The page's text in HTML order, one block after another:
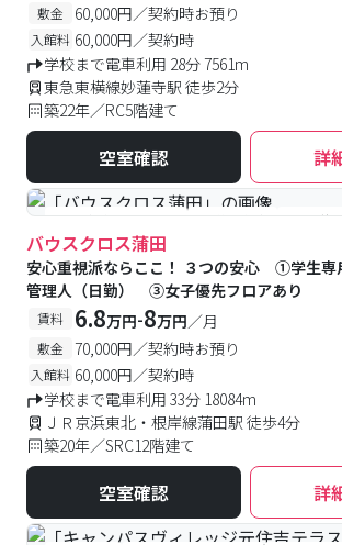
敷金 60,000円／契約時お預り
入館料 60,000円／契約時
学校まで電車利用 28分 7561m
東急東横線妙蓮寺駅 徒歩2分
築22年／RC5階建て
空室確認 詳
#女性優先フロアあり #予約受付中 #空室待
バウスクロス蒲田
安心重視派ならここ！ ３つの安心 ①学生
管理人（日勤） ③女子優先フロアあり
賃料 6.8万円-8万円／月
敷金 70,000円／契約時お預り
入館料 60,000円／契約時
学校まで電車利用 33分 18084m
ＪＲ京浜東北・根岸線蒲田駅 徒歩4分
築20年／SRC12階建て
空室確認 詳